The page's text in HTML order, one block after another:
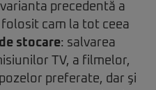
precedentă a
cam la tot ceea
stocare: salvarea
TV, a filmelor,
preferate, dar şi